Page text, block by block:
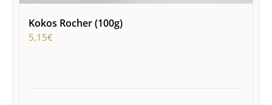
Kokos Rocher (100g)
5,15€